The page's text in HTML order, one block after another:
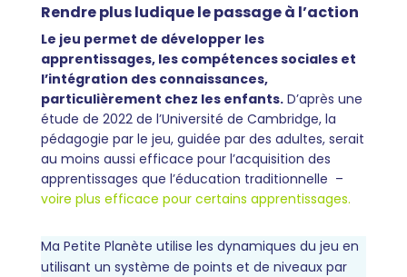
Rendre plus ludique le passage à l’action
Le jeu permet de développer les
apprentissages, les compétences sociales et
l’intégration des connaissances,
particulièrement chez les enfants.D’après une
étude de 2022 de l’Université de Cambridge, la
pédagogie par le jeu, guidée par des adultes, serait
au moins aussi efficace pour l’acquisition des
apprentissages que l’éducation traditionnelle –
voire plus efficace pour certains apprentissages.
Ma Petite Planète utilise les dynamiques du jeu en
utilisant un système de points et de niveaux par